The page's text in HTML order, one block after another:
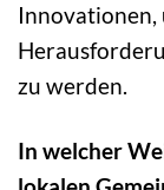
Innovationen,
zu werden.
In welcher